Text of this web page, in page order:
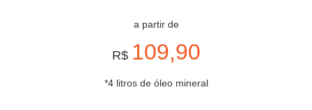
a partir de
R$ 109,90
*4 litros de óleo mineral